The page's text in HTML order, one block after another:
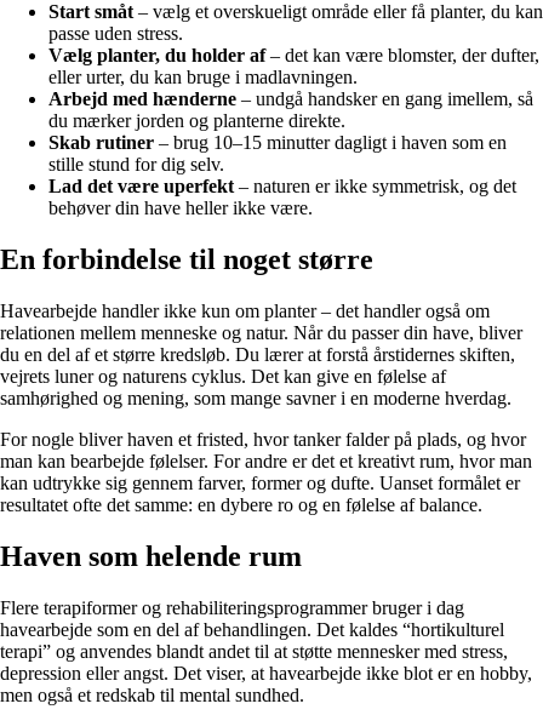
Start småt – vælg et overskueligt område eller få planter, du kan
passe uden stress.
Vælg planter, du holder af– det kan være blomster, der dufter,
eller urter, du kan bruge i madlavningen.
Arbejd med hænderne – undgå handsker en gang imellem, så
du mærker jorden og planterne direkte.
Skab rutiner – brug 10–15 minutter dagligt i haven som en
stille stund for dig selv.
Lad det være uperfekt – naturen er ikke symmetrisk, og det
behøver din have heller ikke være.
En forbindelse til noget større
Havearbejde handler ikke kun om planter – det handler også om
relationen mellem menneske og natur. Når du passer din have, bliver
du en del af et større kredsløb. Du lærer at forstå årstidernes skiften,
vejrets luner og naturens cyklus. Det kan give en følelse af
samhørighed og mening, som mange savner i en moderne hverdag.
For nogle bliver haven et fristed, hvor tanker falder på plads, og hvor
man kan bearbejde følelser. For andre er det et kreativt rum, hvor man
kan udtrykke sig gennem farver, former og dufte. Uanset formålet er
resultatet ofte det samme: en dybere ro og en følelse af balance.
Haven som helende rum
Flere terapiformer og rehabiliteringsprogrammer bruger i dag
havearbejde som en del af behandlingen. Det kaldes “hortikulturel
terapi” og anvendes blandt andet til at støtte mennesker med stress,
depression eller angst. Det viser, at havearbejde ikke blot er en hobby,
men også et redskab til mental sundhed.